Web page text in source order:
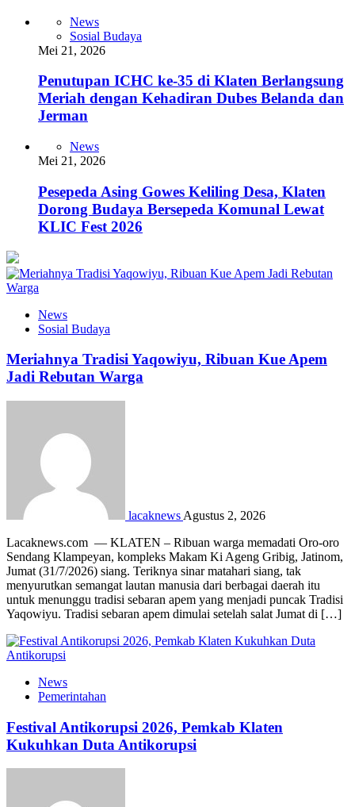
News
Sosial Budaya
Mei 21, 2026
Penutupan ICHC ke-35 di Klaten Berlangsung
Meriah dengan Kehadiran Dubes Belanda dan
Jerman
News
Mei 21, 2026
Pesepeda Asing Gowes Keliling Desa, Klaten
Dorong Budaya Bersepeda Komunal Lewat
KLIC Fest 2026
News
Sosial Budaya
Meriahnya Tradisi Yaqowiyu, Ribuan Kue Apem
Jadi Rebutan Warga
lacaknews Agustus 2, 2026
Lacaknews.com — KLATEN – Ribuan warga memadati Oro-oro
Sendang Klampeyan, kompleks Makam Ki Ageng Gribig, Jatinom,
Jumat (31/7/2026) siang. Teriknya sinar matahari siang, tak
menyurutkan semangat lautan manusia dari berbagai daerah itu
untuk menunggu tradisi sebaran apem yang menjadi puncak Tradisi
Yaqowiyu. Tradisi sebaran apem dimulai setelah salat Jumat di […]
News
Pemerintahan
Festival Antikorupsi 2026, Pemkab Klaten
Kukuhkan Duta Antikorupsi